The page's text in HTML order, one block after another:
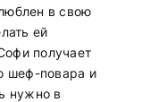
в свою
ей
получает
шеф-повара и
нужно в